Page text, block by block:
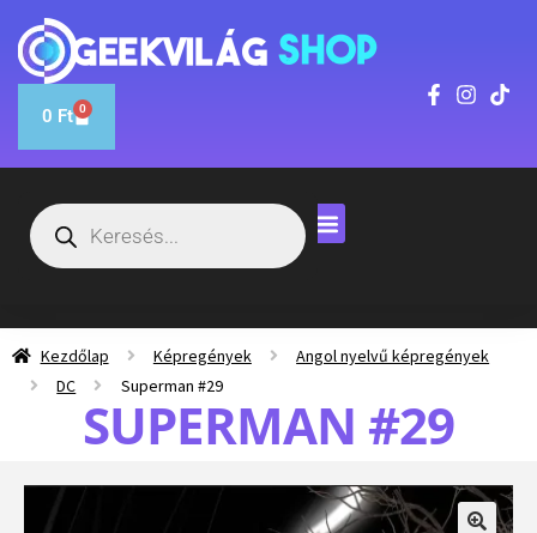
0 Ft 0
Kezdőlap Képregények
Angol nyelvű képregények
DC
Superman #29
SUPERMAN #29